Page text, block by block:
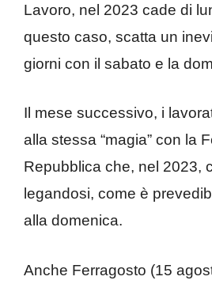
Lavoro, nel 2023 cade di
questo caso, scatta un
giorni con il sabato e la
Il mese successivo, i
alla stessa “magia” con la
Repubblica che, nel 2023,
legandosi, come è
alla domenica.
Anche Ferragosto (15